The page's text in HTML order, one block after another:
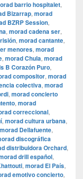
barrio hospitalet,
Bizarrap, morad
BZRP Session,
, morad cadena ser,
, morad cantante,
menores, morad
, morad Chula, morad
B Corazón Puro,
compositor, morad
colectiva, morad
, morad concierto
, morad
correccional,
, morad cultura urbana,
morad Dellafuente,
discográfica
distribuidora Orchard,
drill español,
, morad El País,
emotivo concierto,